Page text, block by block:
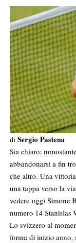
di Sergio Pastena
Sia chiaro:
abbandonarsi a fin
che altro. Una
una tappa verso la
vedere oggi Simone
numero 14 Stanislas
Lo svizzero al
forma di inizio anno,